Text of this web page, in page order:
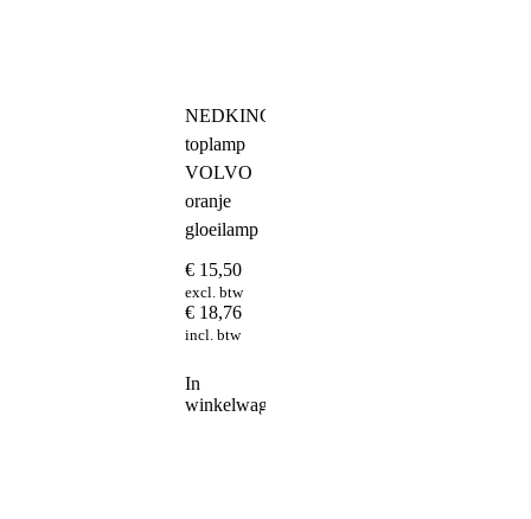
NEDKING
toplamp
VOLVO
oranje
gloeilamp
€ 15,50
excl. btw
€ 18,76
incl. btw
In
winkelwagen